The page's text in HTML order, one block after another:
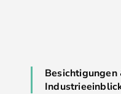
Besichtigungen